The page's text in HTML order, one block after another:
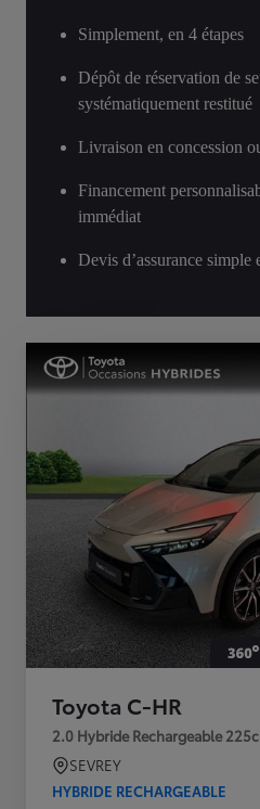
Simplement, en 4 étapes
Dépôt de réservation de
systématiquement restitué
Livraison en concession
Financement
immédiat
Devis d’assurance simple
Toyota C-HR
2.0 Hybride Rechargeable
SEVREY
HYBRIDE RECHARGEABLE